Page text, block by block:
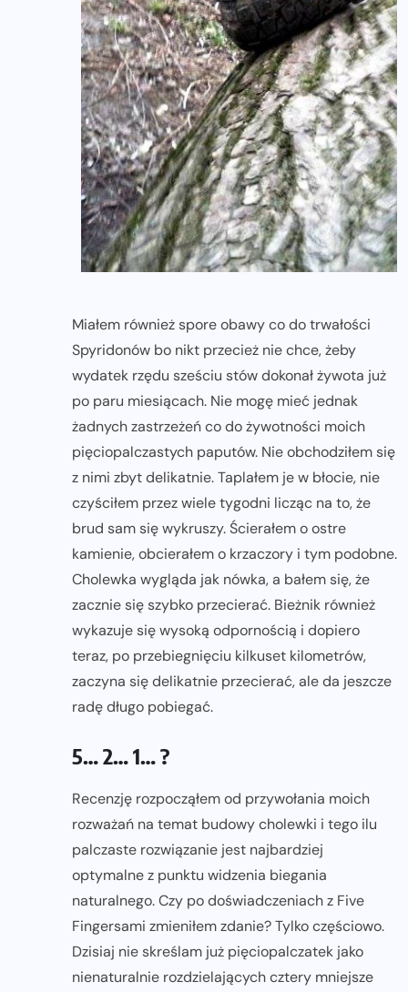
Miałem również spore obawy co do trwałości
Spyridonów bo nikt przecież nie chce, żeby
wydatek rzędu sześciu stów dokonał żywota już
po paru miesiącach. Nie mogę mieć jednak
żadnych zastrzeżeń co do żywotności moich
pięciopalczastych paputów. Nie obchodziłem się
z nimi zbyt delikatnie. Taplałem je w błocie, nie
czyściłem przez wiele tygodni licząc na to, że
brud sam się wykruszy. Ścierałem o ostre
kamienie, obcierałem o krzaczory i tym podobne.
Cholewka wygląda jak nówka, a bałem się, że
zacznie się szybko przecierać. Bieżnik również
wykazuje się wysoką odpornością i dopiero
teraz, po przebiegnięciu kilkuset kilometrów,
zaczyna się delikatnie przecierać, ale da jeszcze
radę długo pobiegać.
5… 2… 1… ?
Recenzję rozpocząłem od przywołania moich
rozważań na temat budowy cholewki i tego ilu
palczaste rozwiązanie jest najbardziej
optymalne z punktu widzenia biegania
naturalnego. Czy po doświadczeniach z Five
Fingersami zmieniłem zdanie? Tylko częściowo.
Dzisiaj nie skreślam już pięciopalczatek jako
nienaturalnie rozdzielających cztery mniejsze